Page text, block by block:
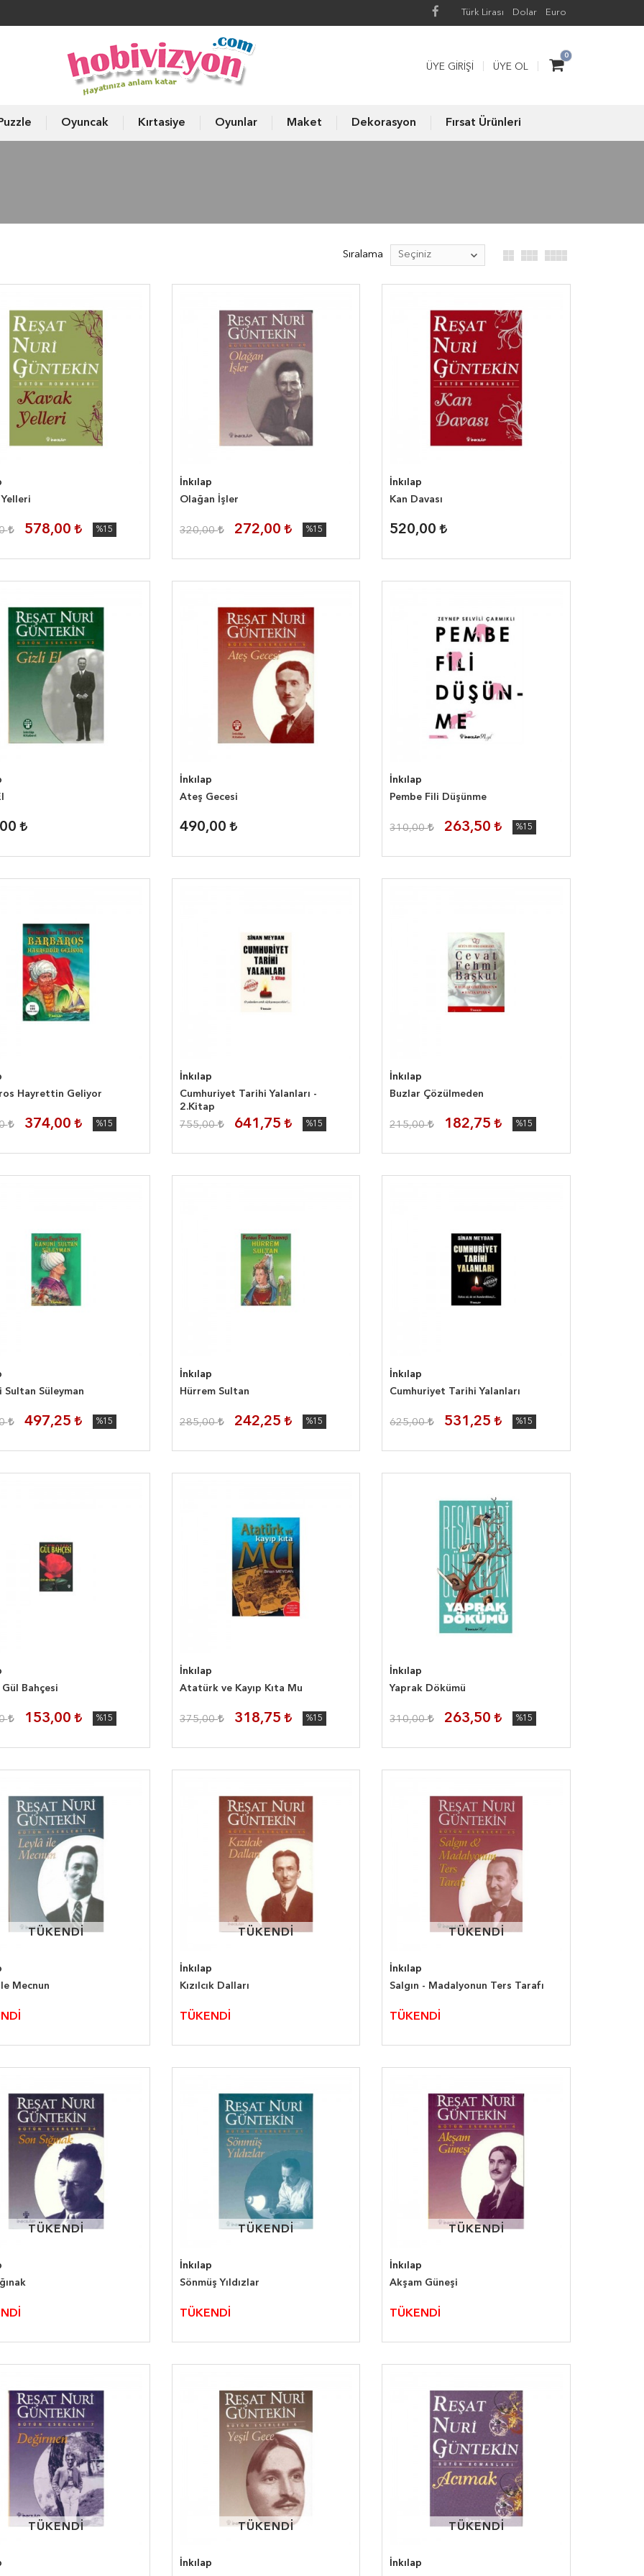
Türk Lirası Dolar Euro
0
ÜYE GIRIŞI ÜYE OL
Puzzle Oyuncak Kırtasiye Oyunlar Maket Dekorasyon Fırsat Ürünleri
Sıralama
Yelleri
578,00 %15
İnkılap
Olağan İşler
320,00 272,00 %15
İnkılap
Kan Davası
520,00
İnkılap
Ateş Gecesi
490,00
İnkılap
Pembe Fili Düşünme
310,00 263,50 %15
Hayrettin Geliyor
374,00 %15
İnkılap
Cumhuriyet Tarihi Yalanları -
2.Kitap
755,00 641,75 %15
İnkılap
Buzlar Çözülmeden
215,00 182,75 %15
Sultan Süleyman
497,25 %15
İnkılap
Hürrem Sultan
285,00 242,25 %15
İnkılap
Cumhuriyet Tarihi Yalanları
625,00 531,25 %15
Bahçesi
153,00 %15
İnkılap
Atatürk ve Kayıp Kıta Mu
375,00 318,75 %15
İnkılap
Yaprak Dökümü
310,00 263,50 %15
TÜKENDİ
TÜKENDİ
Mecnun
TÜKENDİ
TÜKENDİ
İnkılap
Kızılcık Dalları
TÜKENDİ
TÜKENDİ
TÜKENDİ
İnkılap
Salgın - Madalyonun Ters Tarafı
TÜKENDİ
TÜKENDİ
TÜKENDİ TÜKENDİ
TÜKENDİ
İnkılap
Sönmüş Yıldızlar
TÜKENDİ
TÜKENDİ
TÜKENDİ
İnkılap
Akşam Güneşi
TÜKENDİ
TÜKENDİ
TÜKENDİ TÜKENDİ
TÜKENDİ
İnkılap
TÜKENDİ
TÜKENDİ
İnkılap